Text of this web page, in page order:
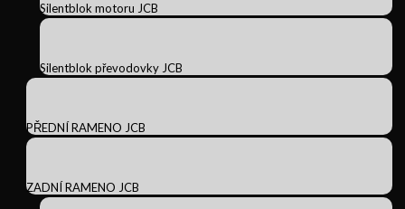
Silentblok motoru JCB
Silentblok převodovky JCB
PŘEDNÍ RAMENO JCB
ZADNÍ RAMENO JCB